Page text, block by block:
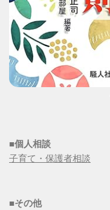
■個人相談
子育て・保護者相談
■その他